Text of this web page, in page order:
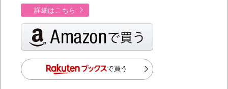
詳細はこちら
で買う